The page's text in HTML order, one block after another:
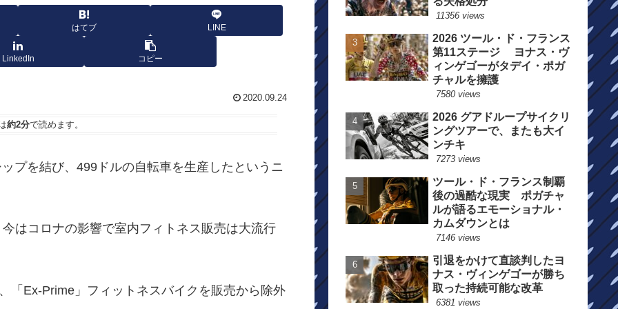
はてブ LINE
LinkedIn コピー
2020.09.24
約2分で読めます。
プを結び、499ドルの自転車を生産したというニ
はコロナの影響で室内フィトネス販売は大流行
「Ex-Prime」フィットネスバイクを販売から除外
11356 views
2026 ツール・ド・フランス
第11ステージ ヨナス・ヴ
ィンゲゴーがタデイ・ポガ
チャルを擁護
7580 views
2026 グアドループサイクリ
ングツアーで、またも大イ
ンチキ
7273 views
ツール・ド・フランス制覇
後の過酷な現実 ポガチャ
ルが語るエモーショナル・
カムダウンとは
7146 views
引退をかけて直談判したヨ
ナス・ヴィンゲゴーが勝ち
取った持続可能な改革
6381 views